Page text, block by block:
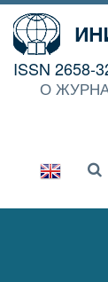
ISSN 2658-
О